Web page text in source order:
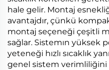
hale gelir. Montaj
avantajdır, çünkü
montaj seçeneği çeşitli
sağlar. Sistemın yüksek
yeteneği hızlı sıcaklık
genel sistem verimliliğini